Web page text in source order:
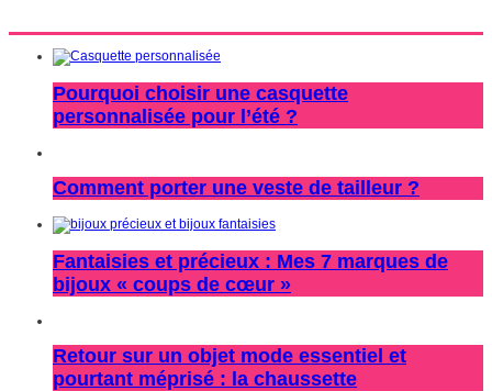
Pourquoi choisir une casquette
personnalisée pour l’été ?
Comment porter une veste de tailleur ?
Fantaisies et précieux : Mes 7 marques de
bijoux « coups de cœur »
Retour sur un objet mode essentiel et
pourtant méprisé : la chaussette